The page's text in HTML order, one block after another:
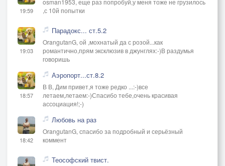
19:59
,с 10й попытки
19:03
Парадокс... ст.5.2
OrangutanG, ой ,мохнатый да с розой...как
романтично,прям эксклюзив в джунглях:-)В раздумья
говоришь
18:57
Аэропорт...ст.8.2
В В, Дим привет,я тоже редко ...:-)все
летаем,летаем:-)Спасибо тебе,очень красивая
ассоциация!;-)
18:42
Любовь на раз
OrangutanG, спасибо за подробный и серьёзный
коммент
Теософский твист.